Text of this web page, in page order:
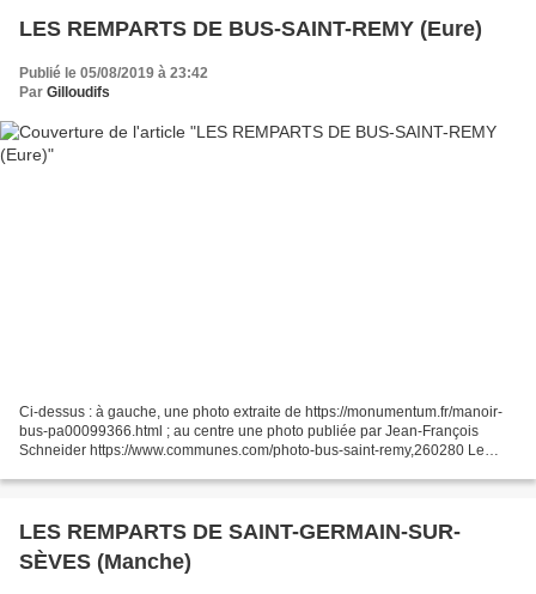
LES REMPARTS DE BUS-SAINT-REMY (Eure)
Publié le 05/08/2019 à 23:42
Par Gilloudifs
Ci-dessus : à gauche, une photo extraite de https://monumentum.fr/manoir-
bus-pa00099366.html ; au centre une photo publiée par Jean-François
Schneider https://www.communes.com/photo-bus-saint-remy,260280 Le
LES REMPARTS DE SAINT-GERMAIN-SUR-
SÈVES (Manche)